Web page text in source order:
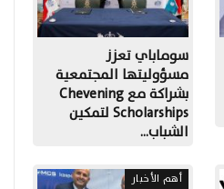
سوماباي تعزز
مسؤوليتها المجتمعية
بشراكة مع Chevening
Scholarships لتمكين
الشباب…
أهم الأخبار